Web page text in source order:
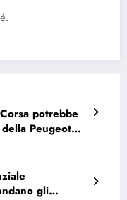
potrebbe
Peugeot
gli